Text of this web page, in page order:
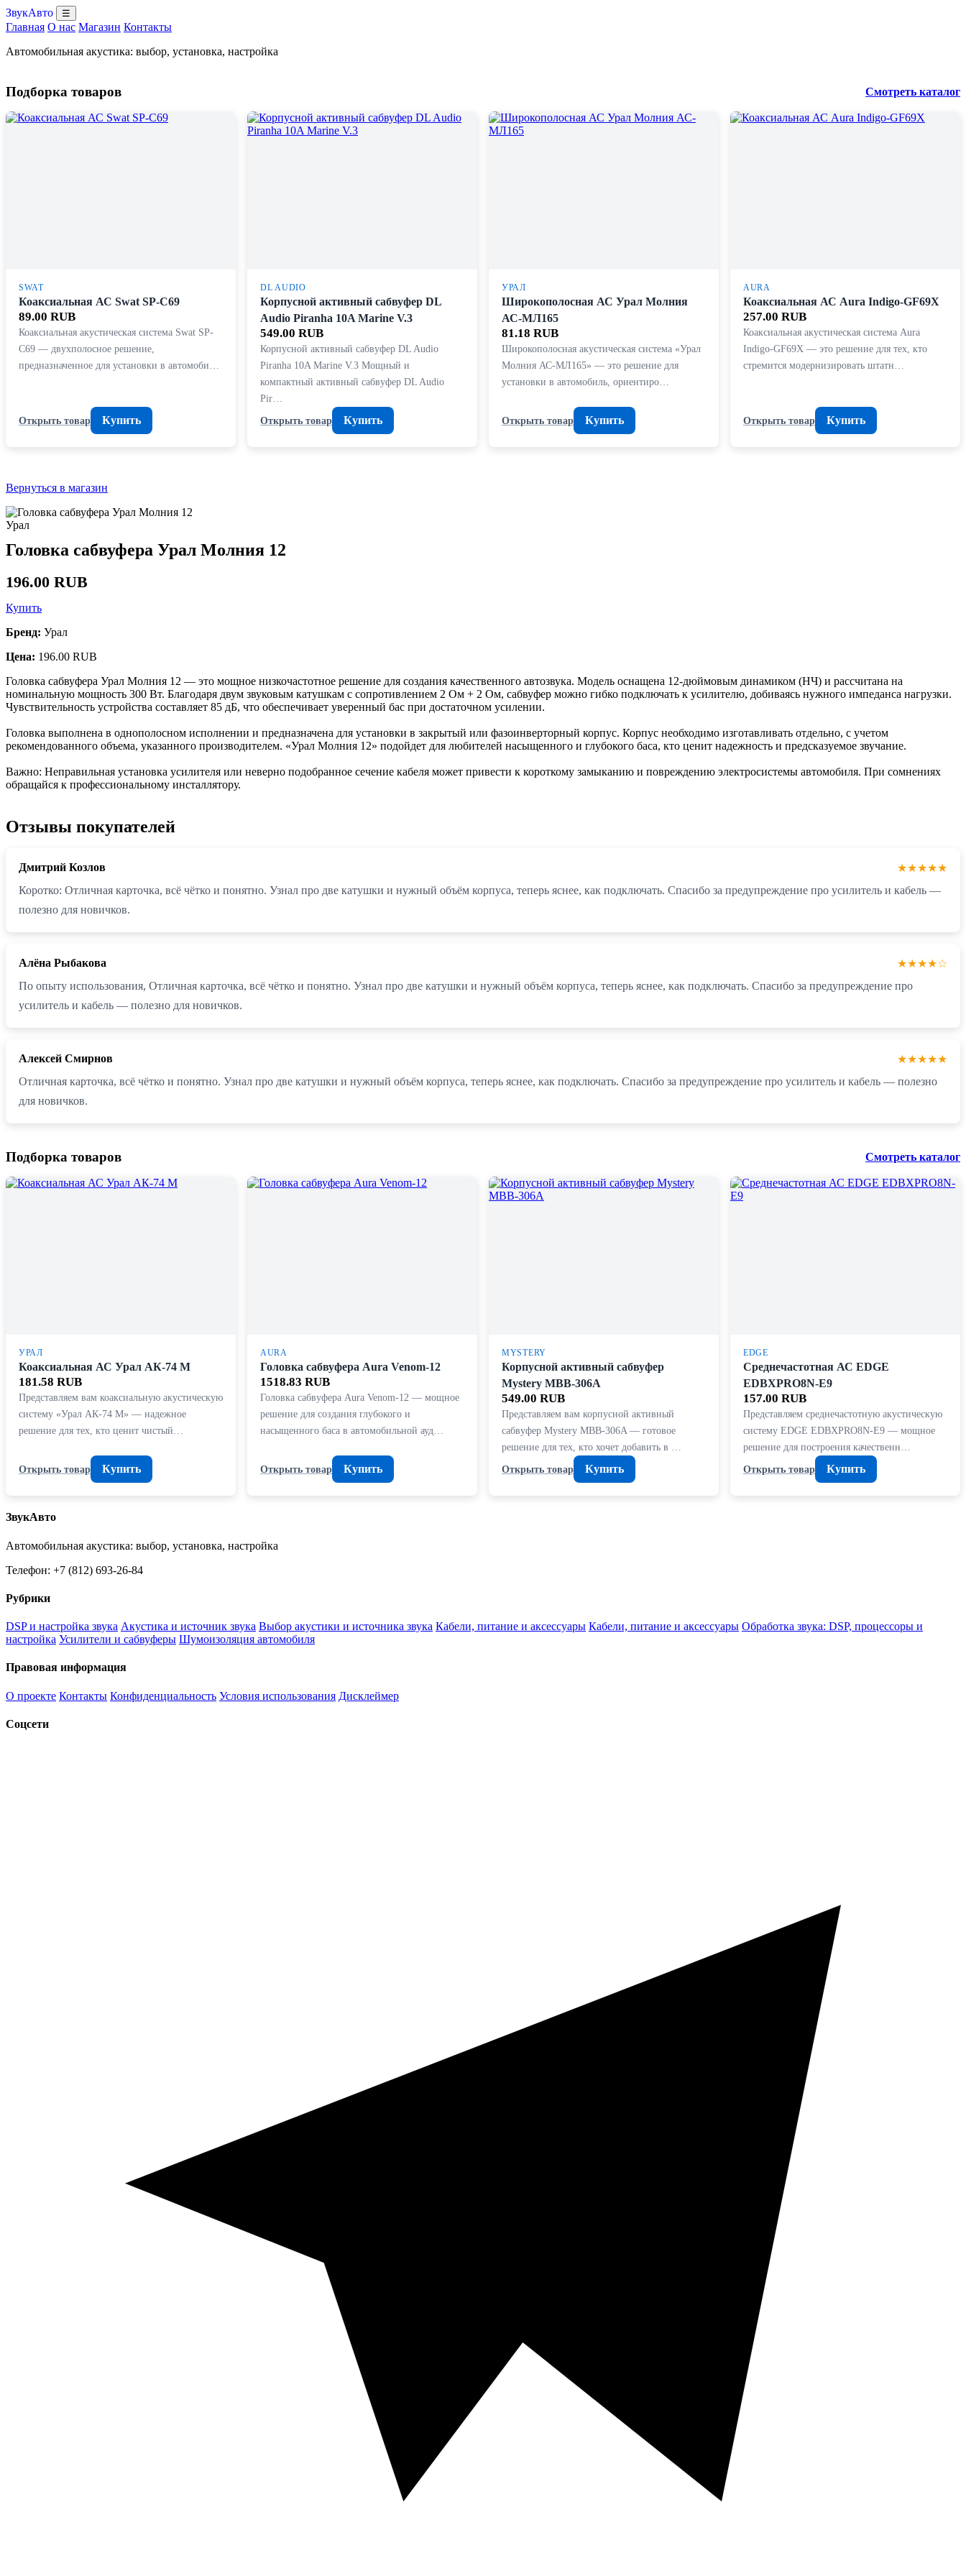
ЗвукАвто ☰
Главная О нас Магазин Контакты
Автомобильная акустика: выбор, установка, настройка
Подборка товаров Смотреть каталог
SWAT
Коаксиальная АС Swat SP-C69
89.00 RUB
Коаксиальная акустическая система Swat SP-
C69 — двухполосное решение,
предназначенное для установки в автомоби…
Открыть товар Купить
DL AUDIO
Корпусной активный сабвуфер DL
Audio Piranha 10A Marine V.3
549.00 RUB
Корпусной активный сабвуфер DL Audio
Piranha 10A Marine V.3 Мощный и
компактный активный сабвуфер DL Audio
Pir…
Открыть товар
Купить
УРАЛ
Широкополосная АС Урал Молния
АС-МЛ165
81.18 RUB
Широкополосная акустическая система «Урал
Молния АС-МЛ165» — это решение для
установки в автомобиль, ориентиро…
Открыть товар Купить
AURA
Коаксиальная АС Aura Indigo-GF69X
257.00 RUB
Коаксиальная акустическая система Aura
Indigo-GF69X — это решение для тех, кто
стремится модернизировать штатн…
Открыть товар Купить
Вернуться в магазин
Урал
Головка сабвуфера Урал Молния 12
196.00 RUB
Купить
Бренд: Урал
Цена: 196.00 RUB
Головка сабвуфера Урал Молния 12 — это мощное низкочастотное решение для создания качественного автозвука. Модель оснащена 12-дюймовым динамиком (НЧ) и рассчитана на
номинальную мощность 300 Вт. Благодаря двум звуковым катушкам с сопротивлением 2 Ом + 2 Ом, сабвуфер можно гибко подключать к усилителю, добиваясь нужного импеданса нагрузки.
Чувствительность устройства составляет 85 дБ, что обеспечивает уверенный бас при достаточном усилении.
Головка выполнена в однополосном исполнении и предназначена для установки в закрытый или фазоинверторный корпус. Корпус необходимо изготавливать отдельно, с учетом
рекомендованного объема, указанного производителем. «Урал Молния 12» подойдет для любителей насыщенного и глубокого баса, кто ценит надежность и предсказуемое звучание.
Важно: Неправильная установка усилителя или неверно подобранное сечение кабеля может привести к короткому замыканию и повреждению электросистемы автомобиля. При сомнениях
обращайся к профессиональному инсталлятору.
Отзывы покупателей
Дмитрий Козлов
★★★★★
Коротко: Отличная карточка, всё чётко и понятно. Узнал про две катушки и нужный объём корпуса, теперь яснее, как подключать. Спасибо за предупреждение про усилитель и кабель —
полезно для новичков.
Алёна Рыбакова
★★★★☆
По опыту использования, Отличная карточка, всё чётко и понятно. Узнал про две катушки и нужный объём корпуса, теперь яснее, как подключать. Спасибо за предупреждение про
усилитель и кабель — полезно для новичков.
Алексей Смирнов
★★★★★
Отличная карточка, всё чётко и понятно. Узнал про две катушки и нужный объём корпуса, теперь яснее, как подключать. Спасибо за предупреждение про усилитель и кабель — полезно
для новичков.
Подборка товаров Смотреть каталог
УРАЛ
Коаксиальная АС Урал АК-74 М
181.58 RUB
Представляем вам коаксиальную акустическую
систему «Урал АК-74 М» — надежное
решение для тех, кто ценит чистый…
Открыть товар Купить
AURA
Головка сабвуфера Aura Venom-12
1518.83 RUB
Головка сабвуфера Aura Venom-12 — мощное
решение для создания глубокого и
насыщенного баса в автомобильной ауд…
Открыть товар Купить
MYSTERY
Корпусной активный сабвуфер
Mystery MBB-306A
549.00 RUB
Представляем вам корпусной активный
сабвуфер Mystery MBB-306A — готовое
решение для тех, кто хочет добавить в …
Открыть товар
Купить
EDGE
Среднечастотная АС EDGE
EDBXPRO8N-E9
157.00 RUB
Представляем среднечастотную акустическую
систему EDGE EDBXPRO8N-E9 — мощное
решение для построения качественн…
Открыть товар
Купить
ЗвукАвто
Автомобильная акустика: выбор, установка, настройка
Телефон: +7 (812) 693-26-84
Рубрики
DSP и настройка звука Акустика и источник звука Выбор акустики и источника звука Кабели, питание и аксессуары Кабели, питание и аксессуары Обработка звука: DSP, процессоры и
настройка Усилители и сабвуферы Шумоизоляция автомобиля
Правовая информация
О проекте Контакты Конфиденциальность Условия использования Дисклеймер
Соцсети